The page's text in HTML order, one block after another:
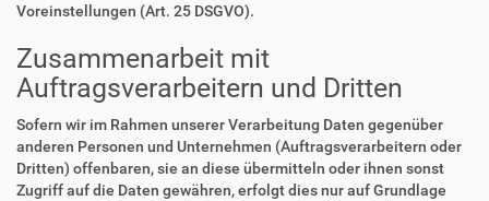
Voreinstellungen (Art. 25 DSGVO).
Zusammenarbeit mit
Auftragsverarbeitern und Dritten
Sofern wir im Rahmen unserer Verarbeitung Daten gegenüber
anderen Personen und Unternehmen (Auftragsverarbeitern oder
Dritten) offenbaren, sie an diese übermitteln oder ihnen sonst
Zugriff auf die Daten gewähren, erfolgt dies nur auf Grundlage